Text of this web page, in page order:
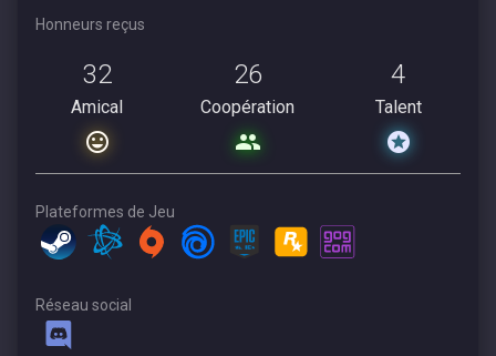
Honneurs reçus
32
Amical
26
Coopération
4
Talent
Plateformes de Jeu
Réseau social